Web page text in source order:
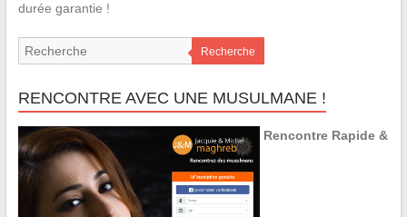
durée garantie !
Recherche
RENCONTRE AVEC UNE MUSULMANE !
Rencontre Rapide &